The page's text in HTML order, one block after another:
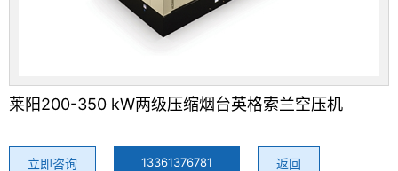
莱阳200-350 kW两级压缩烟台英格索兰空压机
立即咨询 13361376781 返回